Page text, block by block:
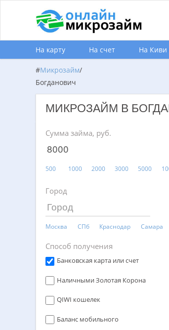
На карту На счет На Киви
#Микрозайм/
Богданович
МИКРОЗАЙМ В
Сумма займа, руб.
500 1000 2000 3000 5000
Город
Москва СПб Краснодар Самара
Способ получения
Банковская карта или счет
Наличными Золотая Корона
QIWI кошелек
Баланс мобильного